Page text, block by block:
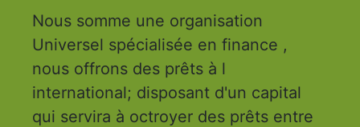
Nous somme une organisation
Universel spécialisée en finance ,
nous offrons des prêts à l
international; disposant d'un capital
qui servira à octroyer des prêts entre